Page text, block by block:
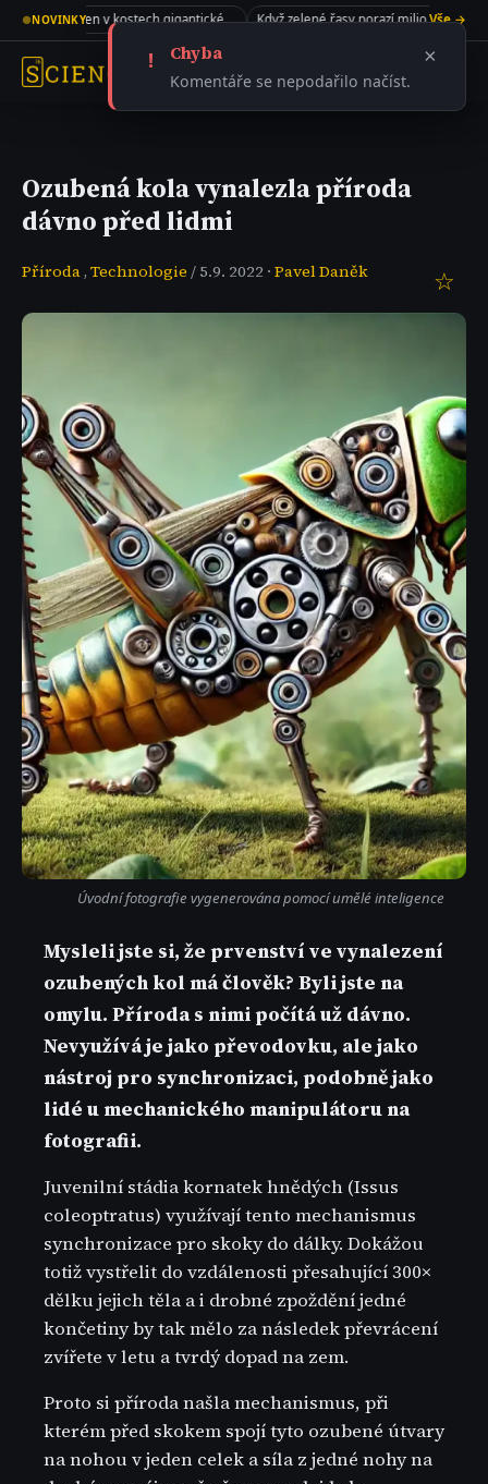
●NOVINKY Kolagen v kostech gigantického sauropoda Když zelené řasy porazí miliony dolarů Vše →
Ozubená kola vynalezla příroda
dávno před lidmi
Příroda , Technologie / 5.9. 2022 · Pavel Daněk ☆
Úvodní fotografie vygenerována pomocí umělé inteligence
Mysleli jste si, že prvenství ve vynalezení
ozubených kol má člověk? Byli jste na
omylu. Příroda s nimi počítá už dávno.
Nevyužívá je jako převodovku, ale jako
nástroj pro synchronizaci, podobně jako
lidé u mechanického manipulátoru na
fotografii.
Juvenilní stádia kornatek hnědých (Issus
coleoptratus) využívají tento mechanismus
synchronizace pro skoky do dálky. Dokážou
totiž vystřelit do vzdálenosti přesahující 300×
dělku jejich těla a i drobné zpoždění jedné
končetiny by tak mělo za následek převrácení
zvířete v letu a tvrdý dopad na zem.
Proto si příroda našla mechanismus, při
kterém před skokem spojí tyto ozubené útvary
na nohou v jeden celek a síla z jedné nohy na
! Chyba
Komentáře se nepodařilo načíst.
×